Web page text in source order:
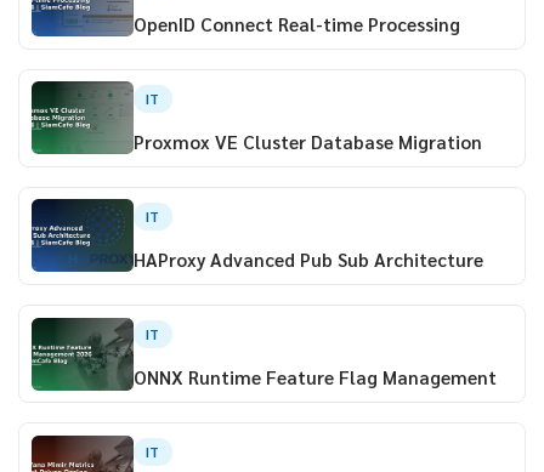
OpenID Connect Real-time Processing
IT
Proxmox VE Cluster Database Migration
IT
HAProxy Advanced Pub Sub Architecture
IT
ONNX Runtime Feature Flag Management
IT